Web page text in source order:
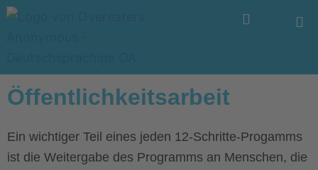
Zum
Menü
Öffentlichkeitsarbeit
Ein wichtiger Teil eines jeden 12-Schritte-Progamms
ist die Weitergabe des Programms an Menschen, die